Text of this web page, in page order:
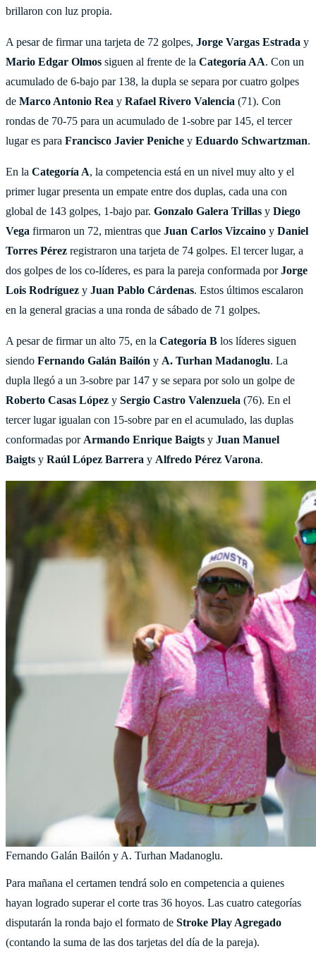
brillaron con luz propia.
A pesar de firmar una tarjeta de 72 golpes, Jorge Vargas Estrada y
Mario Edgar Olmos siguen al frente de la Categoría AA. Con un
acumulado de 6-bajo par 138, la dupla se separa por cuatro golpes
de Marco Antonio Rea y Rafael Rivero Valencia (71). Con
rondas de 70-75 para un acumulado de 1-sobre par 145, el tercer
lugar es para Francisco Javier Peniche y Eduardo Schwartzman.
En la Categoría A, la competencia está en un nivel muy alto y el
primer lugar presenta un empate entre dos duplas, cada una con
global de 143 golpes, 1-bajo par. Gonzalo Galera Trillas y Diego
Vega firmaron un 72, mientras que Juan Carlos Vizcaino y Daniel
Torres Pérez registraron una tarjeta de 74 golpes. El tercer lugar, a
dos golpes de los co-líderes, es para la pareja conformada porJorge
Lois Rodríguez y Juan Pablo Cárdenas. Estos últimos escalaron
en la general gracias a una ronda de sábado de 71 golpes.
A pesar de firmar un alto 75, en la Categoría B los líderes siguen
siendo Fernando Galán Bailón y A. Turhan Madanoglu. La
dupla llegó a un 3-sobre par 147 y se separa por solo un golpe de
Roberto Casas López y Sergio Castro Valenzuela (76). En el
tercer lugar igualan con 15-sobre par en el acumulado, las duplas
conformadas por Armando Enrique Baigts y Juan Manuel
Baigts y Raúl López Barrera y Alfredo Pérez Varona.
Fernando Galán Bailón y A. Turhan Madanoglu.
Para mañana el certamen tendrá solo en competencia a quienes
hayan logrado superar el corte tras 36 hoyos. Las cuatro categorías
disputarán la ronda bajo el formato de Stroke Play Agregado
(contando la suma de las dos tarjetas del día de la pareja).